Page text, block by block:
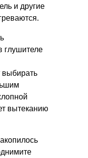
и другие
глушителе
выбирать
вытеканию